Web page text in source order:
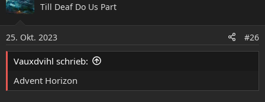
Till Deaf Do Us Part
25. Okt. 2023 #26
Vauxdvihl schrieb:
Advent Horizon